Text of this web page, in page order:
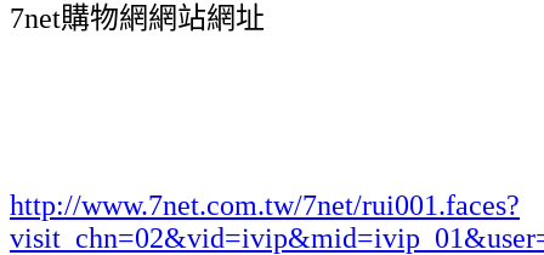
7net購物網網站網址
http://www.7net.com.tw/7net/rui001.faces?